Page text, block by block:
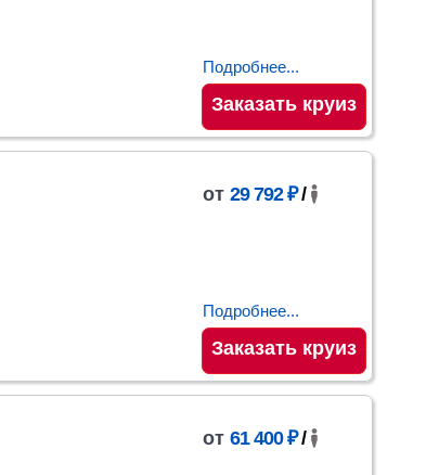
Подробнее...
Заказать круиз
от 29 792 ₽/
Подробнее...
Заказать круиз
от 61 400 ₽/